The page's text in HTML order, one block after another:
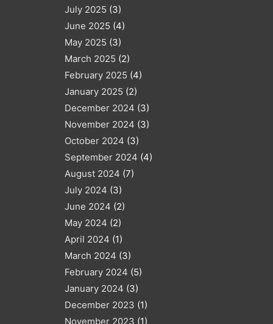
July 2025 (3)
June 2025 (4)
May 2025 (3)
March 2025 (2)
February 2025 (4)
January 2025 (2)
December 2024 (3)
November 2024 (3)
October 2024 (3)
September 2024 (4)
August 2024 (7)
July 2024 (3)
June 2024 (2)
May 2024 (2)
April 2024 (1)
March 2024 (3)
February 2024 (5)
January 2024 (3)
December 2023 (1)
November 2023 (1)